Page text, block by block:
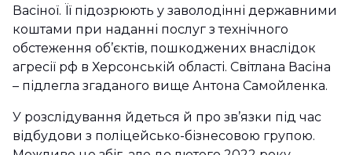
Васіної. Її підозрюють у заволодінні державними
коштами при наданні послуг з технічного
обстеження об’єктів, пошкоджених внаслідок
агресії рф в Херсонській області. Світлана Васіна
– підлегла згаданого вище Антона Самойленка.
У розслідування йдеться й про зв’язки під час
відбудови з поліцейсько-бізнесовою групою.